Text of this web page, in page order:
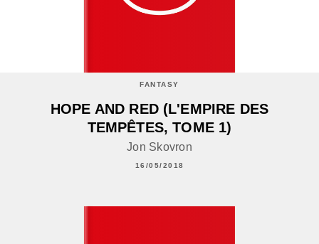
FANTASY
HOPE AND RED (L'EMPIRE DES
TEMPÊTES, TOME 1)
Jon Skovron
16/05/2018